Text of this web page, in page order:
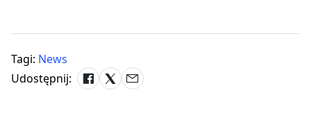
Tagi: News
Udostępnij: